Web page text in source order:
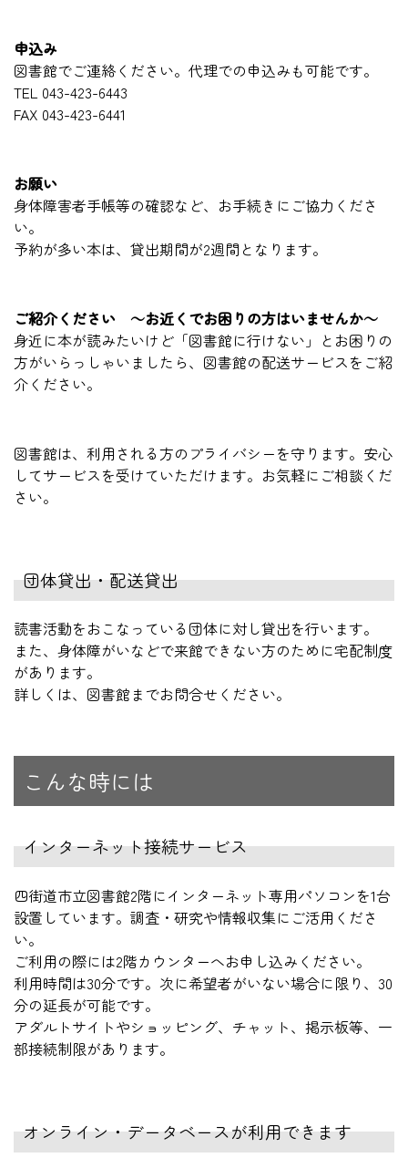
申込み
図書館でご連絡ください。代理での申込みも可能です。
TEL 043-423-6443
FAX 043-423-6441
お願い
身体障害者手帳等の確認など、お手続きにご協力くださ
い。
予約が多い本は、貸出期間が2週間となります。
ご紹介ください ～お近くでお困りの方はいませんか～
身近に本が読みたいけど「図書館に行けない」とお困りの
方がいらっしゃいましたら、図書館の配送サービスをご紹
介ください。
図書館は、利用される方のプライバシーを守ります。安心
してサービスを受けていただけます。お気軽にご相談くだ
さい。
団体貸出・配送貸出
読書活動をおこなっている団体に対し貸出を行います。
また、身体障がいなどで来館できない方のために宅配制度
があります。
詳しくは、図書館までお問合せください。
こんな時には
インターネット接続サービス
四街道市立図書館2階にインターネット専用パソコンを1台
設置しています。調査・研究や情報収集にご活用くださ
い。
ご利用の際には2階カウンターへお申し込みください。
利用時間は30分です。次に希望者がいない場合に限り、30
分の延長が可能です。
アダルトサイトやショッピング、チャット、掲示板等、一
部接続制限があります。
オンライン・データベースが利用できます